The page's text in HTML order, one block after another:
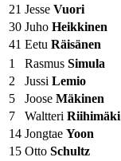
21 Jesse Vuori
30 Juho Heikkinen
41 Eetu Räisänen
1
Rasmus Simula
2
Jussi Lemio
5
Joose Mäkinen
7
Waltteri Riihimäki
14 Jongtae Yoon
15 Otto Schultz